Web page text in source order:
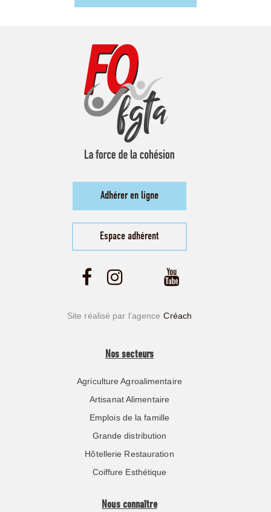
Adhérer en ligne
Espace adhérent
Site réalisé par l’agence Créach
Nos secteurs
Agriculture Agroalimentaire
Artisanat Alimentaire
Emplois de la famille
Grande distribution
Hôtellerie Restauration
Coiffure Esthétique
Nous connaître